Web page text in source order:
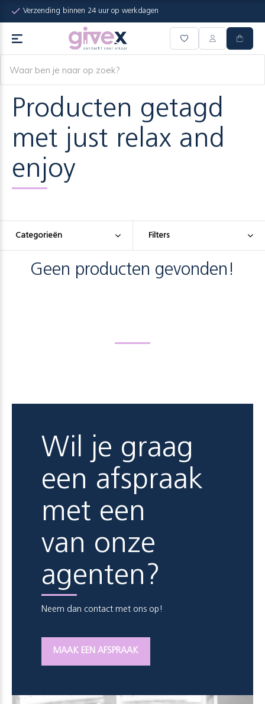
Verzending binnen 24 uur op werkdagen
Producten getagd
met just relax and
enjoy
Categorieën Filters
Geen producten gevonden!
Wil je graag
een afspraak
met een
van onze
agenten?
Neem dan contact met ons op!
MAAK EEN AFSPRAAK